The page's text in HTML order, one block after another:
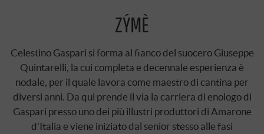
ZÝMÈ
Celestino Gaspari si forma al fianco del suocero Giuseppe
Quintarelli, la cui completa e decennale esperienza è
nodale, per il quale lavora come maestro di cantina per
diversi anni. Da qui prende il via la carriera di enologo di
Gaspari presso uno dei più illustri produttori di Amarone
d’Italia e viene iniziato dal senior stesso alle fasi